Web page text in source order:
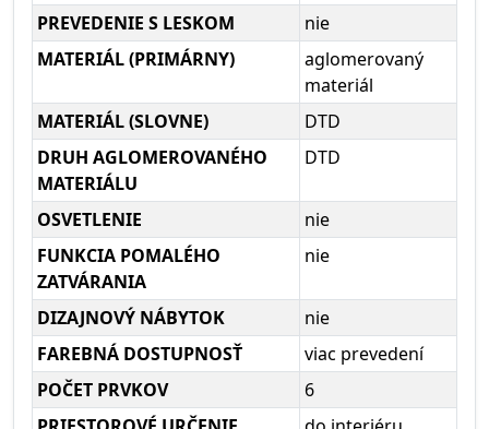
PREVEDENIE S LESKOM
nie
MATERIÁL (PRIMÁRNY)
aglomerovaný
materiál
MATERIÁL (SLOVNE)
DTD
DRUH AGLOMEROVANÉHO
MATERIÁLU
DTD
OSVETLENIE
nie
FUNKCIA POMALÉHO
ZATVÁRANIA
nie
DIZAJNOVÝ NÁBYTOK
nie
FAREBNÁ DOSTUPNOSŤ
viac prevedení
POČET PRVKOV
6